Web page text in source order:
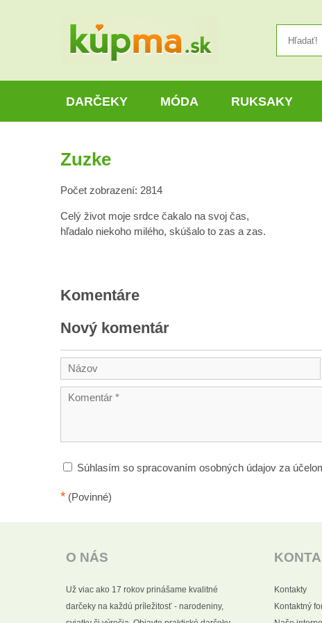
DARČEKY MÓDA RUKSAKY
Zuzke
Počet zobrazení: 2814
Celý život moje srdce čakalo na svoj čas,
hľadalo niekoho milého, skúšalo to zas a zas.
Komentáre
Nový komentár
Súhlasím so spracovaním osobných údajov za
* (Povinné)
O NÁS
Už viac ako 17 rokov prinášame kvalitné
darčeky na každú príležitosť - narodeniny,
Kontakty
Kontaktný